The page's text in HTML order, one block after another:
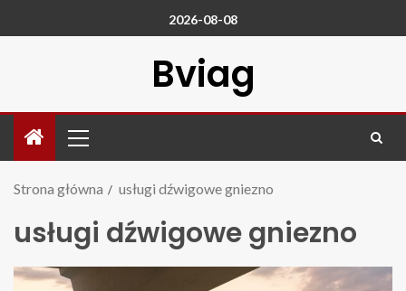
2026-08-08
Bviag
Strona główna usługi dźwigowe gniezno
usługi dźwigowe gniezno